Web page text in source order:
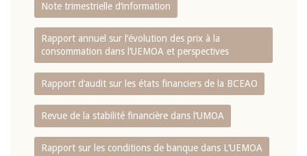
Note trimestrielle d‘information
Rapport annuel sur l‘évolution des prix à la
consommation dans l‘UEMOA et perspectives
Rapport d‘audit sur les états financiers de la BCEAO
Revue de la stabilité financière dans l‘UMOA
Rapport sur les conditions de banque dans L‘UEMOA